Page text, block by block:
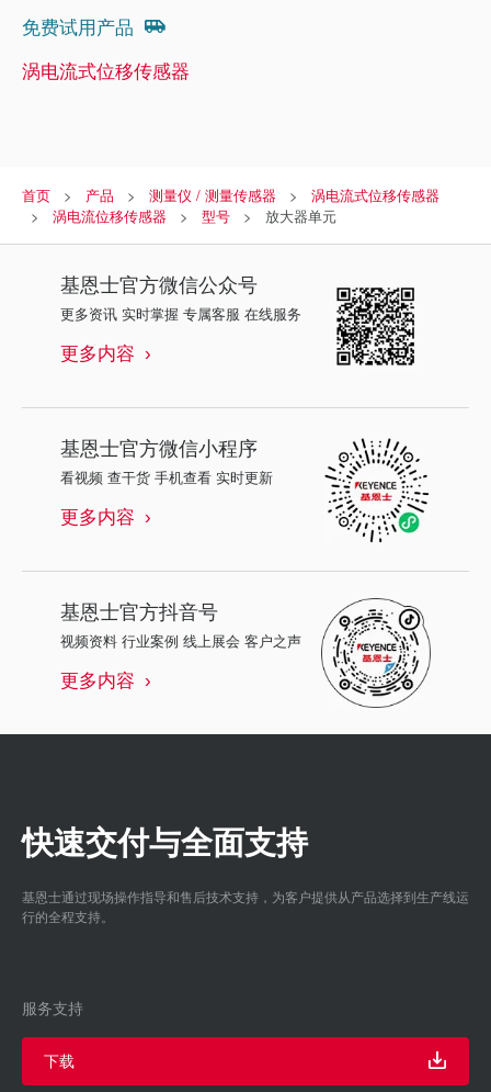
免费试用产品
涡电流式位移传感器
首页 产品 测量仪 / 测量传感器
涡电流式位移传感器
涡电流位移传感器
型号 放大器单元
基恩士官方微信公众号
更多资讯 实时掌握 专属客服 在线服务
更多内容
基恩士官方微信小程序
看视频 查干货 手机查看 实时更新
更多内容
基恩士官方抖音号
视频资料 行业案例 线上展会 客户之声
更多内容
快速交付与全面支持
基恩士通过现场操作指导和售后技术支持，为客户提供从产品选择到生产线运
行的全程支持。
服务支持
下载